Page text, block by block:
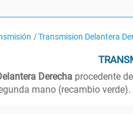
Transmision Delantera
Derecha procedente
mano (recambio verde).